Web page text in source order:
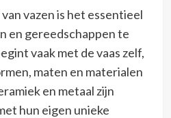
vazen is het essentieel
en gereedschappen te
vaak met de vaas zelf,
maten en materialen
en metaal zijn
hun eigen unieke